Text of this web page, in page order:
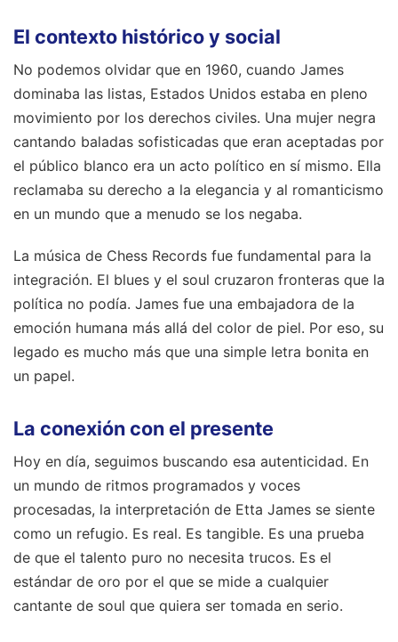
El contexto histórico y social
No podemos olvidar que en 1960, cuando James
dominaba las listas, Estados Unidos estaba en pleno
movimiento por los derechos civiles. Una mujer negra
cantando baladas sofisticadas que eran aceptadas por
el público blanco era un acto político en sí mismo. Ella
reclamaba su derecho a la elegancia y al romanticismo
en un mundo que a menudo se los negaba.
La música de Chess Records fue fundamental para la
integración. El blues y el soul cruzaron fronteras que la
política no podía. James fue una embajadora de la
emoción humana más allá del color de piel. Por eso, su
legado es mucho más que una simple letra bonita en
un papel.
La conexión con el presente
Hoy en día, seguimos buscando esa autenticidad. En
un mundo de ritmos programados y voces
procesadas, la interpretación de Etta James se siente
como un refugio. Es real. Es tangible. Es una prueba
de que el talento puro no necesita trucos. Es el
estándar de oro por el que se mide a cualquier
cantante de soul que quiera ser tomada en serio.